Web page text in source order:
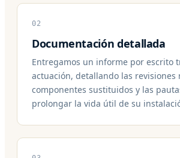
02
Documentación detallada
Entregamos un informe por escrito
actuación, detallando las revisiones
componentes sustituidos y las
prolongar la vida útil de su